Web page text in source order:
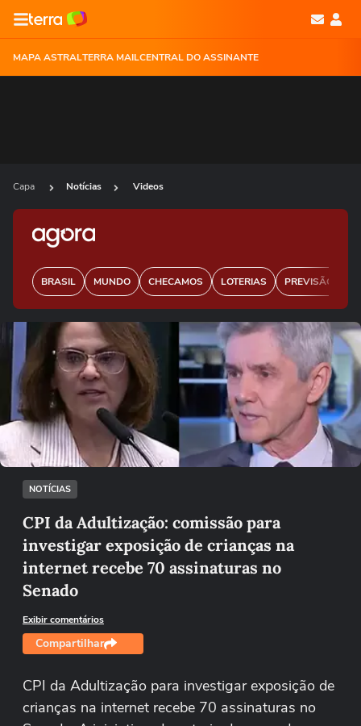
MAPA ASTRALTERRA MAILCENTRAL DO ASSINANTE
Capa Notícias Videos
BRASIL MUNDO CHECAMOS LOTERIAS PREVISÃO DO
Ops!
Não foi possível reproduzir o vídeo
Tentar novamente
NOTÍCIAS
CPI da Adultização: comissão para
investigar exposição de crianças na
internet recebe 70 assinaturas no
Senado
Exibir comentários
Compartilhar
CPI da Adultização para investigar exposição de
crianças na internet recebe 70 assinaturas no